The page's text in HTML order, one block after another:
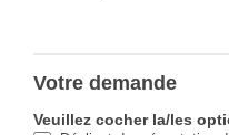
de
Votre demande
Veuillez cocher la/les